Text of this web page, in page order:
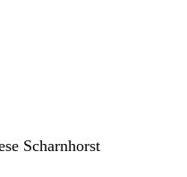
Scharnhorst